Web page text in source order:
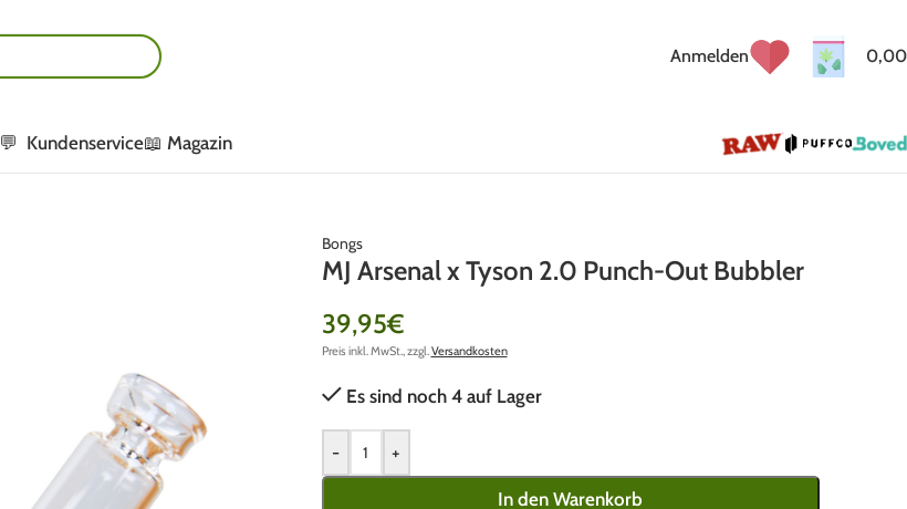
Anmelden 0,00
💬 Kundenservice📖 Magazin
Bongs
MJ Arsenal x Tyson 2.0 Punch-Out Bubbler
39,95€
Preis inkl. MwSt., zzgl.Versandkosten
Es sind noch 4 auf Lager
- +
In den Warenkorb